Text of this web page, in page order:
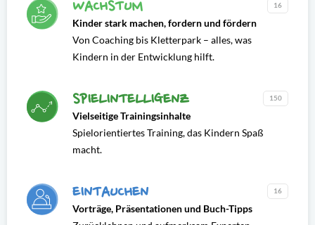
WACHSTUM 16
Kinder stark machen, fordern und fördern
Von Coaching bis Kletterpark – alles, was
Kindern in der Entwicklung hilft.
SPIELINTELLIGENZ 150
Vielseitige Trainingsinhalte
Spielorientiertes Training, das Kindern Spaß
macht.
EINTAUCHEN 16
Vorträge, Präsentationen und Buch-Tipps